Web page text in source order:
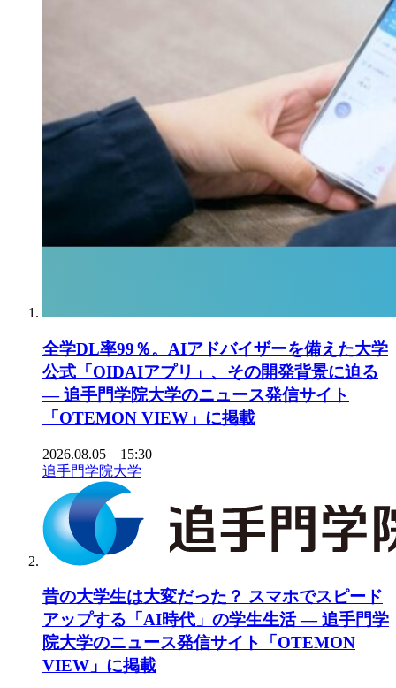
全学DL率99％。AIアドバイザーを備えた大学
公式「OIDAIアプリ」、その開発背景に迫る
― 追手門学院大学のニュース発信サイト
「OTEMON VIEW」に掲載
2026.08.05 15:30
追手門学院大学
昔の大学生は大変だった？ スマホでスピード
アップする「AI時代」の学生生活 ― 追手門学
院大学のニュース発信サイト「OTEMON
VIEW」に掲載